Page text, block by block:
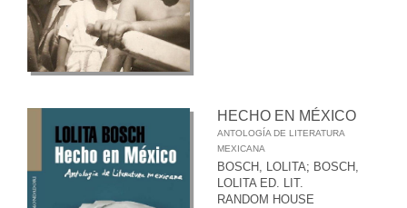
HECHO EN MÉXICO
ANTOLOGÍA DE LITERATURA
MEXICANA
BOSCH, LOLITA; BOSCH,
LOLITA ED. LIT.
RANDOM HOUSE